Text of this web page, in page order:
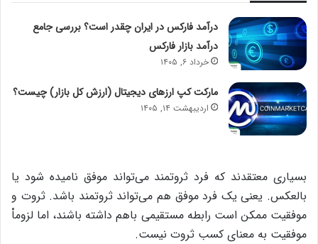
درآمد فارکس در ایران چقدر است؟ بررسی جامع
درآمد بازار فارکس
خرداد ۶, ۱۴۰۵
مارکت کپ ارزهای دیجیتال (ارزش کل بازار) چیست؟
اردیبهشت ۱۴, ۱۴۰۵
بسیاری معتقدند که فرد ثروتمند می‌تواند موفق نامیده شود یا
بالعکس. یعنی یک فرد موفق هم می‌تواند ثروتمند باشد. ثروت و
موفقیت ممکن است رابطه مستقیمی باهم داشته باشند،‌ اما لزوماْ
موفقیت به معنای کسب ثروت نیست.